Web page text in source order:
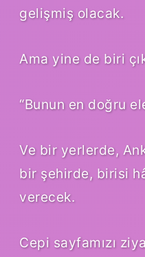
gelişmiş olacak.
Ama yine de biri
“Bunun en doğru
Ve bir yerlerde,
bir şehirde, birisi
verecek.
Cepi sayfamızı